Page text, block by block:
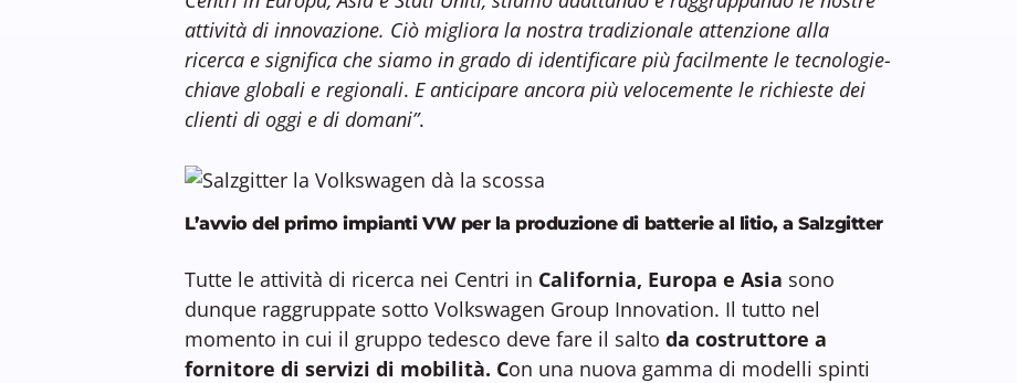
attività di innovazione. Ciò migliora la nostra tradizionale attenzione alla
ricerca e significa che siamo in grado di identificare più facilmente le tecnologie-
chiave globali e regionali. E anticipare ancora più velocemente le richieste dei
clienti di oggi e di domani”.
L’avvio del primo impianti VW per la produzione di batterie al litio, a Salzgitter
Tutte le attività di ricerca nei Centri in California, Europa e Asia sono
dunque raggruppate sotto Volkswagen Group Innovation. Il tutto nel
momento in cui il gruppo tedesco deve fare il salto da costruttore a
fornitore di servizi di mobilità. Con una nuova gamma di modelli spinti